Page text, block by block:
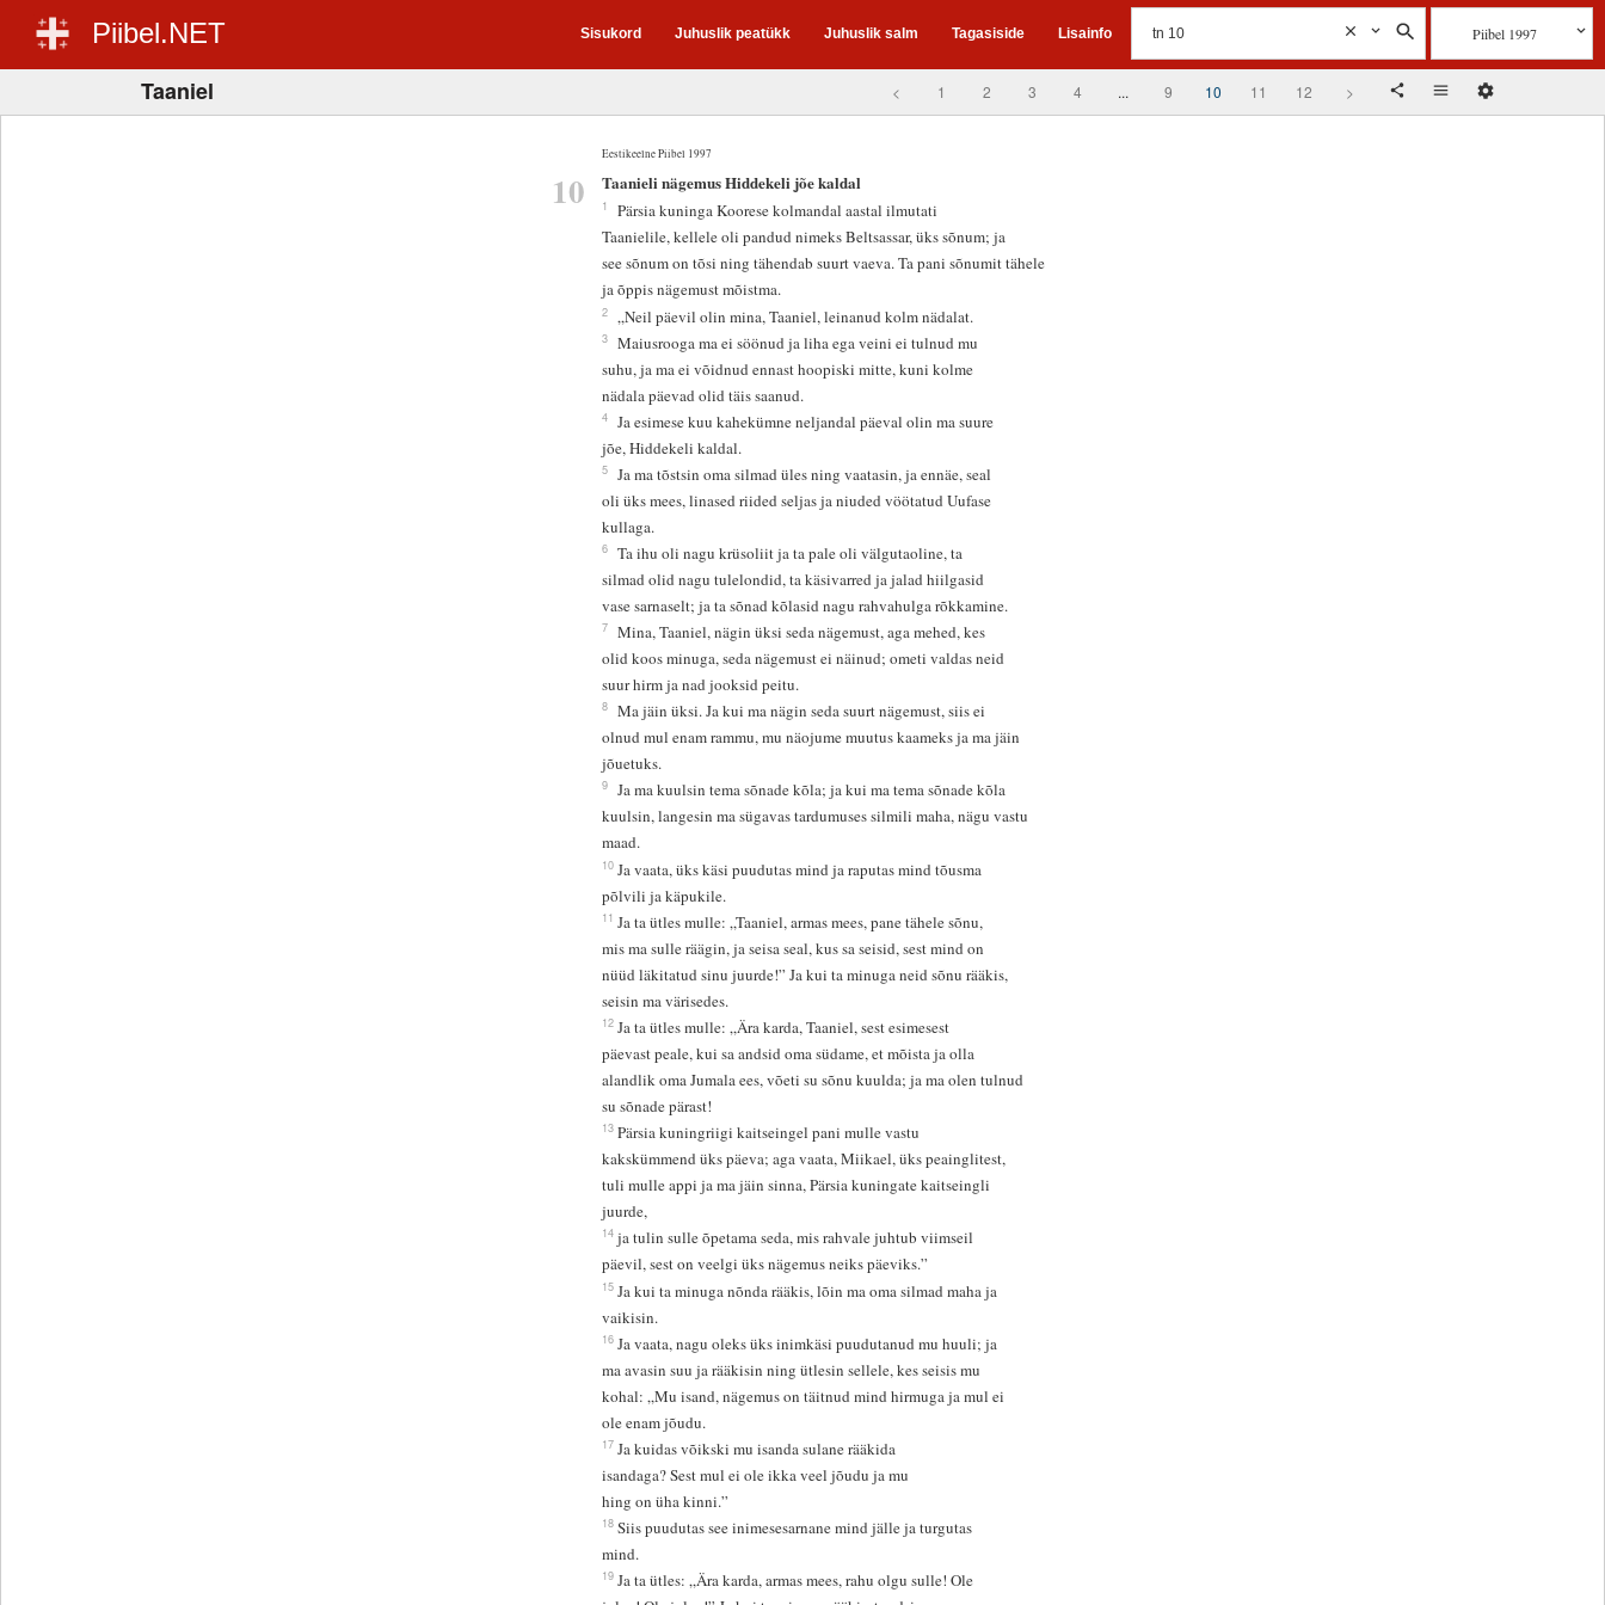
Piibel.NET Sisukord Juhuslik peatükk Juhuslik salm Tagasiside Lisainfo Piibel 1997
Taaniel < 1 2 3 4 ... 9 10 11 12 >
Eestikeelne Piibel 1997
10 Taanieli nägemus Hiddekeli jõe kaldal
1
Pärsia kuninga Koorese kolmandal aastal ilmutati
Taanielile, kellele oli pandud nimeks Beltsassar, üks sõnum; ja
see sõnum on tõsi ning tähendab suurt vaeva. Ta pani sõnumit tähele
ja õppis nägemust mõistma.
2 „Neil päevil olin mina, Taaniel, leinanud kolm nädalat.
3
Maiusrooga ma ei söönud ja liha ega veini ei tulnud mu
suhu, ja ma ei võidnud ennast hoopiski mitte, kuni kolme
nädala päevad olid täis saanud.
4
Ja esimese kuu kahekümne neljandal päeval olin ma suure
jõe, Hiddekeli kaldal.
5
Ja ma tõstsin oma silmad üles ning vaatasin, ja ennäe, seal
oli üks mees, linased riided seljas ja niuded vöötatud Uufase
kullaga.
6
Ta ihu oli nagu krüsoliit ja ta pale oli välgutaoline, ta
silmad olid nagu tulelondid, ta käsivarred ja jalad hiilgasid
vase sarnaselt; ja ta sõnad kõlasid nagu rahvahulga rõkkamine.
7
Mina, Taaniel, nägin üksi seda nägemust, aga mehed, kes
olid koos minuga, seda nägemust ei näinud; ometi valdas neid
suur hirm ja nad jooksid peitu.
8
Ma jäin üksi. Ja kui ma nägin seda suurt nägemust, siis ei
olnud mul enam rammu, mu näojume muutus kaameks ja ma jäin
jõuetuks.
9
Ja ma kuulsin tema sõnade kõla; ja kui ma tema sõnade kõla
kuulsin, langesin ma sügavas tardumuses silmili maha, nägu vastu
maad.
10 Ja vaata, üks käsi puudutas mind ja raputas mind tõusma
põlvili ja käpukile.
11 Ja ta ütles mulle: „Taaniel, armas mees, pane tähele sõnu,
mis ma sulle räägin, ja seisa seal, kus sa seisid, sest mind on
nüüd läkitatud sinu juurde!” Ja kui ta minuga neid sõnu rääkis,
seisin ma värisedes.
12 Ja ta ütles mulle: „Ära karda, Taaniel, sest esimesest
päevast peale, kui sa andsid oma südame, et mõista ja olla
alandlik oma Jumala ees, võeti su sõnu kuulda; ja ma olen tulnud
su sõnade pärast!
13 Pärsia kuningriigi kaitseingel pani mulle vastu
kakskümmend üks päeva; aga vaata, Miikael, üks peainglitest,
tuli mulle appi ja ma jäin sinna, Pärsia kuningate kaitseingli
juurde,
14 ja tulin sulle õpetama seda, mis rahvale juhtub viimseil
päevil, sest on veelgi üks nägemus neiks päeviks.”
15 Ja kui ta minuga nõnda rääkis, lõin ma oma silmad maha ja
vaikisin.
16 Ja vaata, nagu oleks üks inimkäsi puudutanud mu huuli; ja
ma avasin suu ja rääkisin ning ütlesin sellele, kes seisis mu
kohal: „Mu isand, nägemus on täitnud mind hirmuga ja mul ei
ole enam jõudu.
17 Ja kuidas võikski mu isanda sulane rääkida
isandaga? Sest mul ei ole ikka veel jõudu ja mu
hing on üha kinni.”
18 Siis puudutas see inimesesarnane mind jälle ja turgutas
mind.
19 Ja ta ütles: „Ära karda, armas mees, rahu olgu sulle! Ole